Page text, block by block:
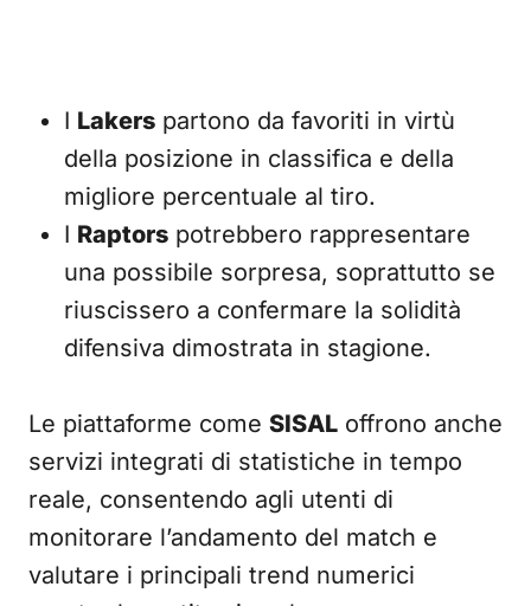
I Lakers partono da favoriti in virtù
della posizione in classifica e della
migliore percentuale al tiro.
I Raptors potrebbero rappresentare
una possibile sorpresa, soprattutto se
riuscissero a confermare la solidità
difensiva dimostrata in stagione.
Le piattaforme come SISAL offrono anche
servizi integrati di statistiche in tempo
reale, consentendo agli utenti di
monitorare l’andamento del match e
valutare i principali trend numerici